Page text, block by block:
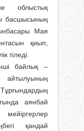
облыстық
басшысының
Мая
қиып,
тiледi.
байлық –
айтылуының
аянбай
қандай